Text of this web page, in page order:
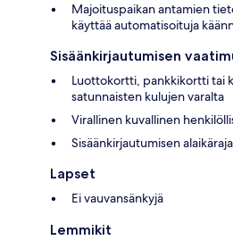
Majoituspaikan antamien
käyttää automatisoituja
Sisäänkirjautumisen
Luottokortti, pankkikortti tai
satunnaisten kulujen varalta
Virallinen kuvallinen
Sisäänkirjautumisen
Lapset
Ei vauvansänkyjä
Lemmikit